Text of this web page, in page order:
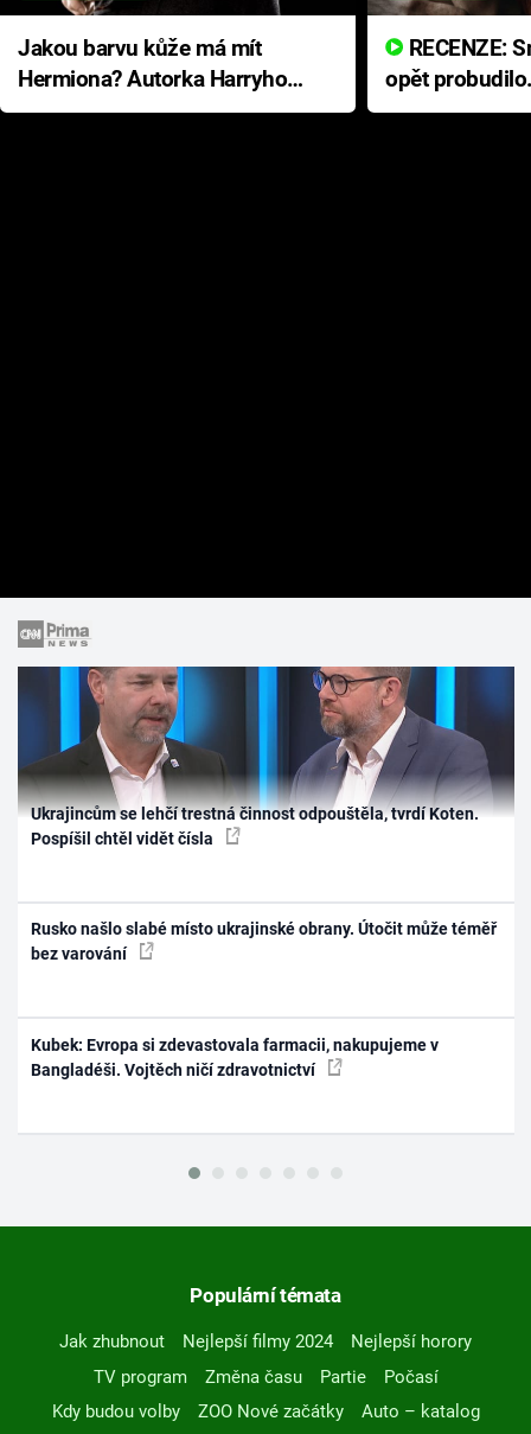
Jakou barvu kůže má mít
Hermiona? Autorka Harryho
Pottera přišla s ráznou
opět
přichází s
Ukrajincům se lehčí trestná činnost odpouštěla, tvrdí Koten.
Pospíšil chtěl vidět čísla
Rusko našlo slabé místo ukrajinské obrany. Útočit může téměř
bez varování
Kubek: Evropa si zdevastovala farmacii, nakupujeme v
Bangladéši. Vojtěch ničí zdravotnictví
Populární témata
Jak zhubnout Nejlepší filmy 2024
Nejlepší horory
TV program
Změna času Partie
Počasí
Kdy budou volby
ZOO Nové začátky
Auto – katalog